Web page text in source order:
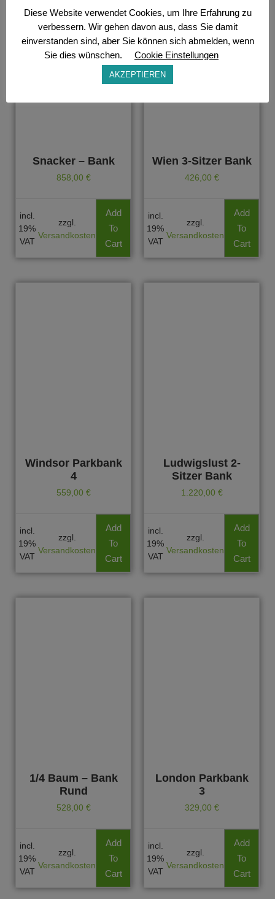
Snacker – Bank
858,00 €
incl.
19%
VAT
zzgl.
Versandkosten
Add
To
Cart
Wien 3-Sitzer Bank
426,00 €
incl.
19%
VAT
zzgl.
Versandkosten
Add
To
Cart
Windsor Parkbank
4
559,00 €
incl.
19%
VAT
zzgl.
Versandkosten
Add
To
Cart
Ludwigslust 2-
Sitzer Bank
1.220,00 €
incl.
19%
VAT
zzgl.
Versandkosten
Add
To
Cart
1/4 Baum – Bank
Rund
528,00 €
incl.
19%
VAT
zzgl.
Versandkosten
Add
To
Cart
London Parkbank
3
329,00 €
incl.
19%
VAT
zzgl.
Versandkosten
Add
To
Cart
Diese Website verwendet Cookies, um Ihre Erfahrung zu
verbessern. Wir gehen davon aus, dass Sie damit
einverstanden sind, aber Sie können sich abmelden, wenn
Sie dies wünschen.
Cookie Einstellungen
AKZEPTIEREN